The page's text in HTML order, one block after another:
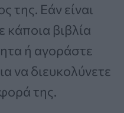
της. Εάν είναι
κάποια βιβλία
ή αγοράστε
να διευκολύνετε
της.